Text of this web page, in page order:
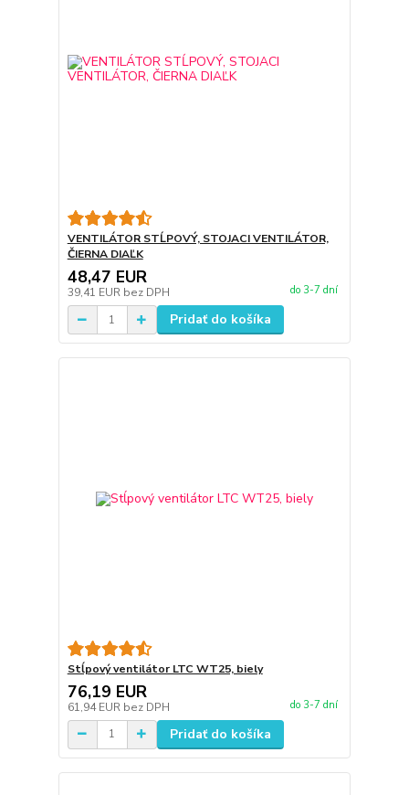
VENTILÁTOR STĹPOVÝ, STOJACI VENTILÁTOR,
ČIERNA DIAĽK
48,47 EUR
39,41 EUR bez DPH do 3-7 dní
Pridať do košíka
Stĺpový ventilátor LTC WT25, biely
76,19 EUR
61,94 EUR bez DPH do 3-7 dní
Pridať do košíka